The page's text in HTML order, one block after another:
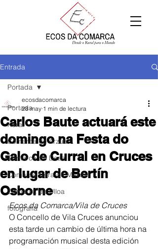
Entrada
Portada
Xeral
Comarca de Arzúa
Comarca de Deza
Comarca Terra de Melide
Comarca da Ulloa
fotografía
Portada
Carlos Baute actuará este
domingo na Festa do
Galo de Curral en Cruces
en lugar de Bertín
Osborne
ecosdacomarca
28 may 1 min de lectura
Ecos da Comarca/Vila de Cruces
O Concello de Vila Cruces anunciou
esta tarde un cambio de última hora na
programación musical desta edición